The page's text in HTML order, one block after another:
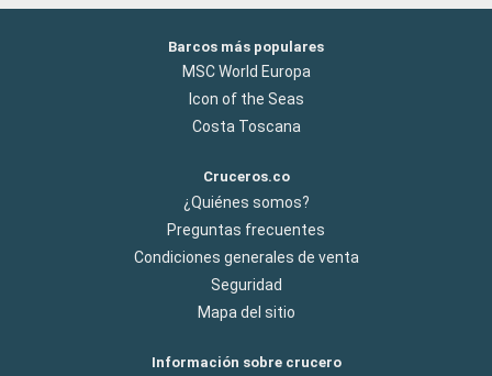
Barcos más populares
MSC World Europa
Icon of the Seas
Costa Toscana
Cruceros.co
¿Quiénes somos?
Preguntas frecuentes
Condiciones generales de venta
Seguridad
Mapa del sitio
Información sobre crucero